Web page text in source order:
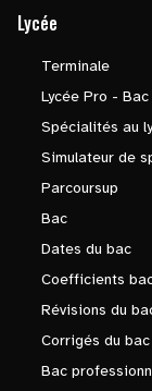
Lycée
Terminale
Lycée Pro -
Spécialités au
Simulateur de
Parcoursup
Bac
Dates du bac
Coefficients
Révisions du
Corrigés du bac
Bac